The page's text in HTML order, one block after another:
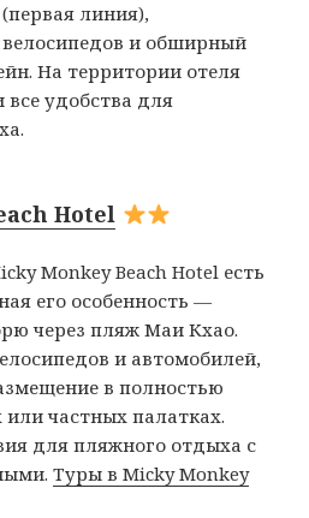
линия),
и обширный
На территории отеля
все удобства для
Hotel
Monkey Beach Hotel есть
его особенность —
через пляж Маи Кхао.
и автомобилей,
в полностью
частных палатках.
для пляжного отдыха с
Туры в Micky Monkey